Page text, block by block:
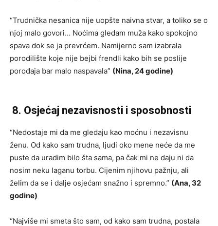
“Trudnička nesanica nije uopšte naivna stvar, a toliko se o
njoj malo govori… Noćima gledam muža kako spokojno
spava dok se ja prevrćem. Namijerno sam izabrala
porodilište koje nije bejbi frendli kako bih se poslije
porođaja bar malo naspavala” (Nina, 24 godine)
8. Osjećaj nezavisnosti i sposobnosti
“Nedostaje mi da me gledaju kao moćnu i nezavisnu
ženu. Od kako sam trudna, ljudi oko mene neće da me
puste da uradim bilo šta sama, pa čak mi ne daju ni da
nosim neku laganu torbu. Cijenim njihovu pažnju, ali
želim da se i dalje osjećam snažno i spremno.” (Ana, 32
godine)
“Najviše mi smeta što sam, od kako sam trudna, postala